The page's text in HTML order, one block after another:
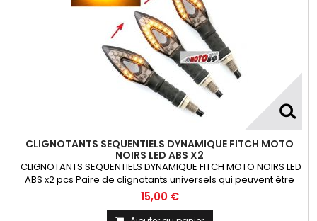
CLIGNOTANTS SEQUENTIELS DYNAMIQUE FITCH MOTO
NOIRS LED ABS X2
CLIGNOTANTS SEQUENTIELS DYNAMIQUE FITCH MOTO NOIRS LED
ABS x2 pcs Paire de clignotants universels qui peuvent être
adaptables sur toutes motos ou scooters
15,00 €